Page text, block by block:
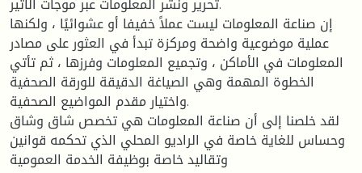
إن صناعة المعلومات ليست عملاً خفيفا أو عشوائيًا ، ولكنها
عملية موضوعية واضحة ومركزة تبدأ في العثور على مصادر
المعلومات في الأماكن ، وتجميع المعلومات وفرزها ، ثم تأتي
الخطوة المهمة وهي الصياغة الدقيقة للورقة الصحفية
واختيار مقدم المواضيع الصحفية.
لقد خلصنا إلى أن صناعة المعلومات هي تخصص شاق وشاق
وحساس للغاية خاصة في الراديو المحلي الذي تحكمه قوانين
وتقاليد خاصة بوظيفة الخدمة العمومية